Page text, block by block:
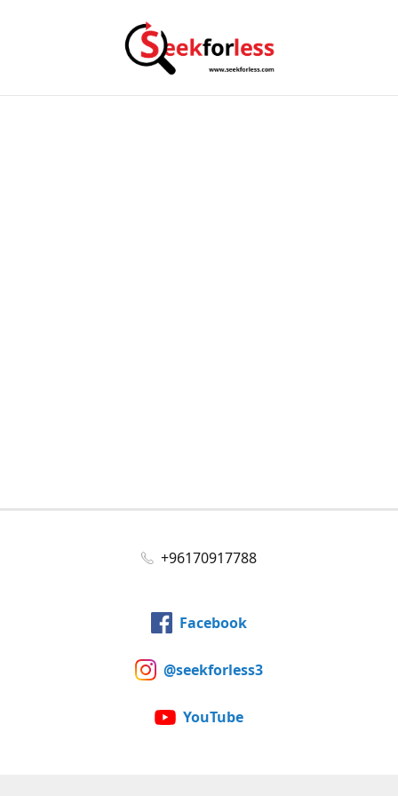
+96170917788
Facebook
@seekforless3
YouTube